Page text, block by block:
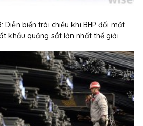
Diễn biến trái chiều khi BHP đối mặt
khẩu quặng sắt lớn nhất thế giới